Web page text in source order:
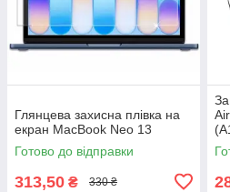
Глянцева захисна плівка на
екран MacBook Neo 13
Готово до відправки
313,50 ₴ 330 ₴